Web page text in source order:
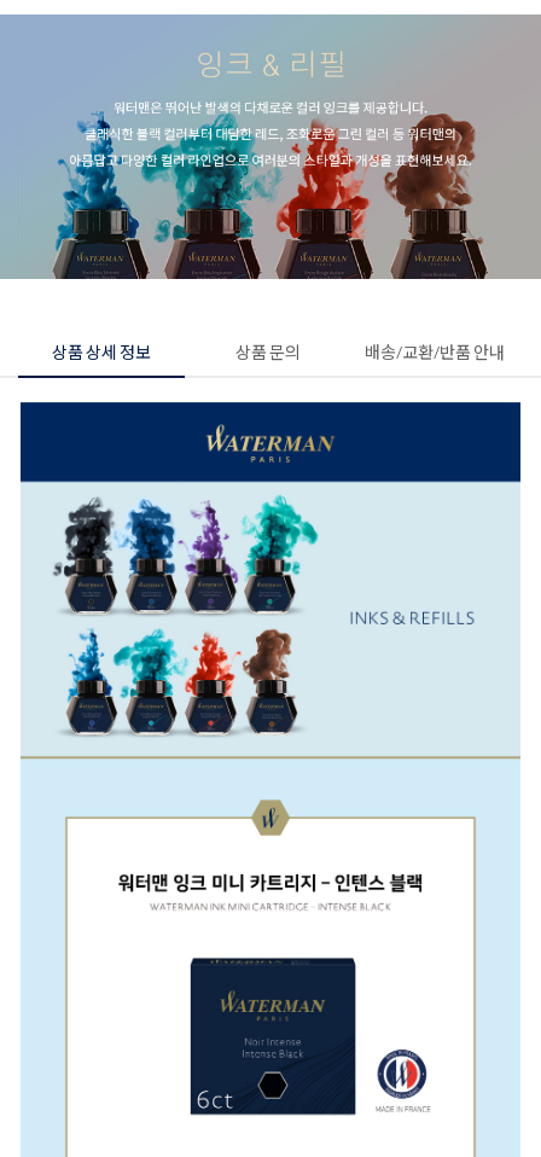
상품 상세 정보 상품 문의 배송/교환/반품 안내